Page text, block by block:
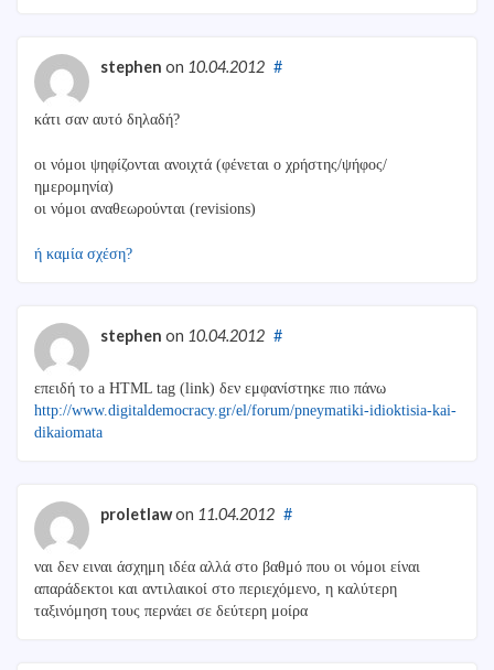
stephen on 10.04.2012 #
κάτι σαν αυτό δηλαδή?
οι νόμοι ψηφίζονται ανοιχτά (φένεται ο χρήστης/ψήφος/
ημερομηνία)
οι νόμοι αναθεωρούνται (revisions)
ή καμία σχέση?
stephen on 10.04.2012 #
επειδή το a HTML tag (link) δεν εμφανίστηκε πιο πάνω
http://www.digitaldemocracy.gr/el/forum/pneymatiki-idioktisia-kai-
dikaiomata
proletlawon 11.04.2012 #
ναι δεν ειναι άσχημη ιδέα αλλά στο βαθμό που οι νόμοι είναι
απαράδεκτοι και αντιλαικοί στο περιεχόμενο, η καλύτερη
ταξινόμηση τους περνάει σε δεύτερη μοίρα